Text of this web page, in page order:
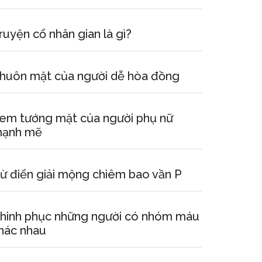
cổ nhân gian là gì?
mặt của người dễ hòa đồng
tướng mặt của người phụ nữ
mẽ
điển giải mộng chiêm bao vần P
phục những người có nhóm máu
nhau